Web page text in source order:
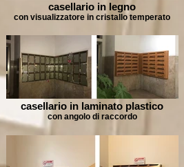
casellario in legno
con visualizzatore in cristallo temperato
casellario in laminato plastico
con angolo di raccordo